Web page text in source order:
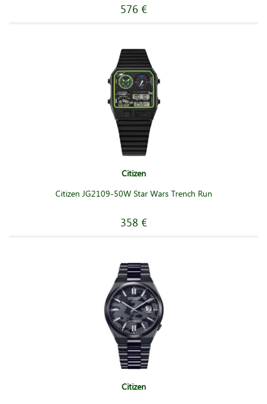
576 €
Citizen
Citizen JG2109-50W Star Wars Trench Run
358 €
Citizen